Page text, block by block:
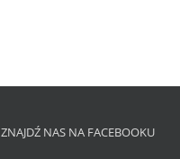
ZNAJDŹ NAS NA FACEBOOKU